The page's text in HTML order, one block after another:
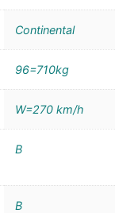
Continental
96=710kg
W=270 km/h
B
B